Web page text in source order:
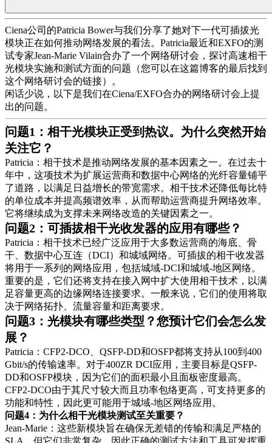
Ciena公司的Patricia Bower与我们分享了她对下一代可插拔光
模块正在如何推动网络发展的看法。Patricia最近和EXFO的测
试专家Jean-Marie Vilain合办了一个网络研讨会，探讨高速相干
光模块实施和测试方面的问题（您可以在这篇博客的最后找到
这个网络研讨会的链接）。
闲话少说，以下是我们在Ciena/EXFO合办的网络研讨会上提
出的问题。
问题1：相干光模块正受到热议。为什么突然开始
关注它？
Patricia：相干技术是推动网络发展的基本因素之一。在过去十
年中，这项技术为扩展运营商和数据中心网络的光纤容量铺平
了道路，以满足日益增长的带宽需求。相干技术还降低每比特
的单位成本并提高频谱效率，从而帮助运营商提升网络效率。
它将继续成为支撑未来网络改造的关键因素之一。
问题2：可插拔相干光收发器的应用有哪些？
Patricia：相干技术已经广泛应用于大多数运营商的海底、骨
干、数据中心互连（DCI）和城域网络。可插拔的相干收发器
将用于一系列的网络应用，包括城域-DCI和城域-地区网络。
重要的是，它们还将支持在接入网中扩大使用相干技术，以满
足容量更高的边缘网络连接要求。一般来说，它们的使用将取
决于网络拓扑、流量容量和距离要求。
问题3：光模块有哪些类型？您预计它们会怎么发
展？
Patricia：CFP2-DCO、QSFP-DD和OSFP都将支持从100到400
Gbit/s的传输速率。对于400ZR DCI应用，主要目标是QSFP-
DD和OSFP模块，因为它们的面积最小且面板密度最高。
CFP2-DCO由于其尺寸较大而且功率包络更高，可支持更多的
功能和特性，因此更可能用于城域-地区网络应用。
问题4：为什么相干光模块测试至关重要？
Jean-Marie：这些新模块旨在确保无差错的传输和满足严格的
SLA，但它们非常复杂，因此正确的测试方法和工具可发挥重